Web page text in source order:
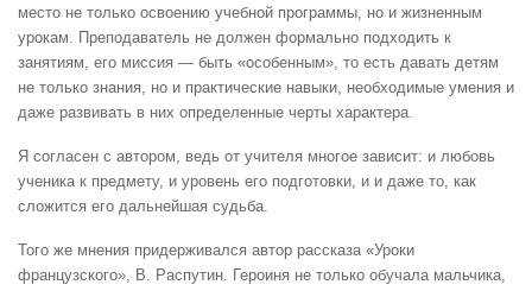
место не только освоению учебной программы, но и жизненным
урокам. Преподаватель не должен формально подходить к
занятиям, его миссия — быть «особенным», то есть давать детям
не только знания, но и практические навыки, необходимые умения и
даже развивать в них определенные черты характера.
Я согласен с автором, ведь от учителя многое зависит: и любовь
ученика к предмету, и уровень его подготовки, и и даже то, как
сложится его дальнейшая судьба.
Того же мнения придерживался автор рассказа «Уроки
французского», В. Распутин. Героиня не только обучала мальчика,